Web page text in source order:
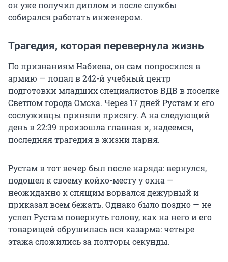
он уже получил диплом и после службы
собирался работать инженером.
Трагедия, которая перевернула жизнь
По признаниям Набиева, он сам попросился в
армию — попал в 242-й учебный центр
подготовки младших специалистов ВДВ в поселке
Светлом города Омска. Через 17 дней Рустам и его
сослуживцы приняли присягу. А на следующий
день в 22:39 произошла главная и, надеемся,
последняя трагедия в жизни парня.
Рустам в тот вечер был после наряда: вернулся,
подошел к своему койко-месту у окна —
неожиданно к спящим ворвался дежурный и
приказал всем бежать. Однако было поздно — не
успел Рустам повернуть голову, как на него и его
товарищей обрушилась вся казарма: четыре
этажа сложились за полторы секунды.